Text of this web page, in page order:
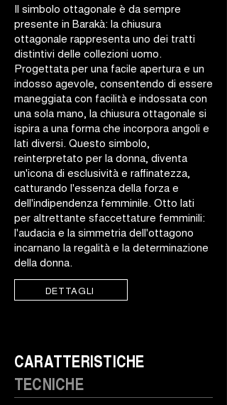
Il simbolo ottagonale è da sempre
presente in Barakà: la chiusura
ottagonale rappresenta uno dei tratti
distintivi delle collezioni uomo.
Progettata per una facile apertura e un
indosso agevole, consentendo di essere
maneggiata con facilità e indossata con
una sola mano, la chiusura ottagonale si
ispira a una forma che incorpora angoli e
lati diversi. Questo simbolo,
reinterpretato per la donna, diventa
un'icona di esclusività e raffinatezza,
catturando l'essenza della forza e
dell'indipendenza femminile. Otto lati
per altrettante sfaccettature femminili:
l'audacia e la simmetria dell'ottagono
incarnano la regalità e la determinazione
della donna.
DETTAGLI
CARATTERISTICHE
TECNICHE